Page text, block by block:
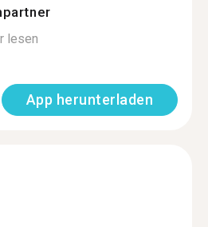
lesen
App herunterladen